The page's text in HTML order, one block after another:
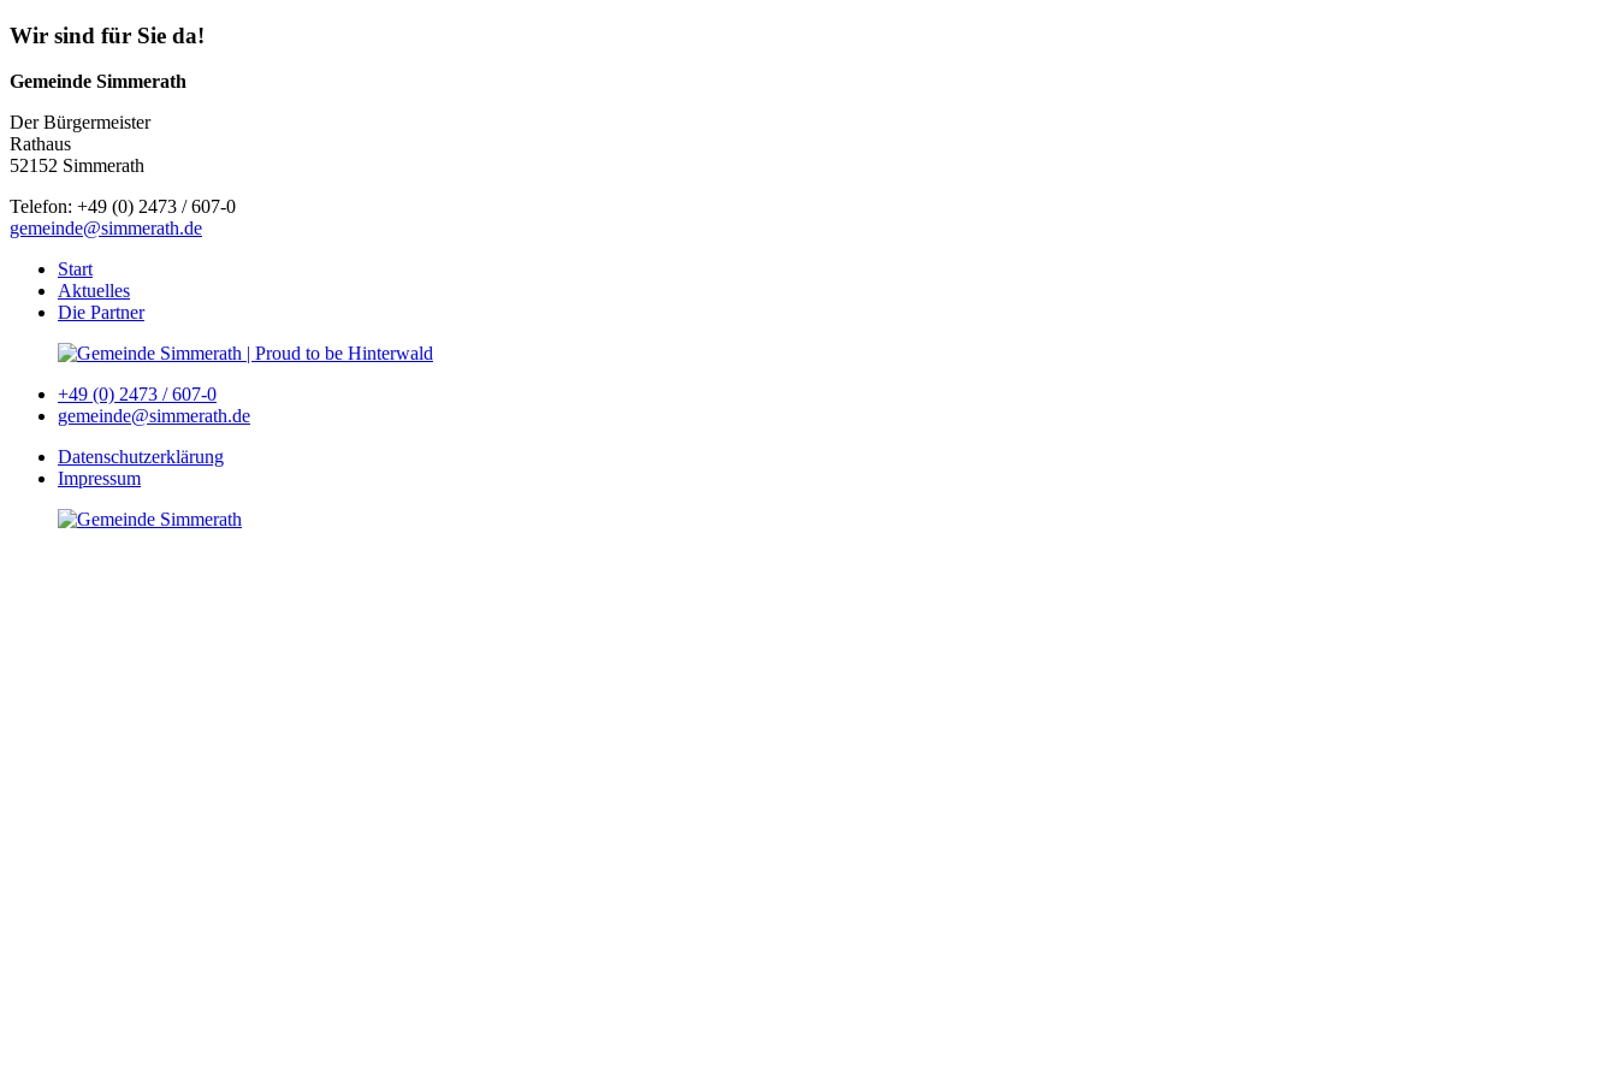
Wir sind für Sie da!
Gemeinde Simmerath
Der Bürgermeister
Rathaus
52152 Simmerath
Telefon: +49 (0) 2473 / 607-0
gemeinde@simmerath.de
Start
Aktuelles
Die Partner
+49 (0) 2473 / 607-0
gemeinde@simmerath.de
Datenschutzerklärung
Impressum